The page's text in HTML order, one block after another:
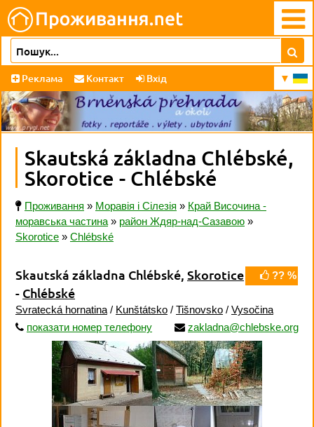
Реклама Контакт Вхід
Skautská základna Chlébské,
Skorotice - Chlébské
Проживання » Моравія і Сілезія » Край Височина -
моравська частина » район Ждяр-над-Сазавою »
Skorotice » Chlébské
?? %
Skautská základna Chlébské, Skorotice
- Chlébské
Svratecká hornatina / Kunštátsko / Tišnovsko / Vysočina
показати номер телефону
zakladna@chlebske.org